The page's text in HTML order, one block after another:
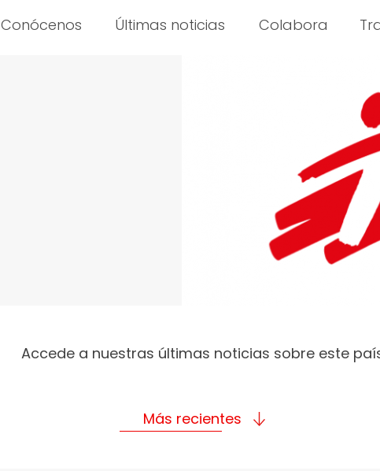
Conócenos Últimas noticias Colabora
Accede a nuestras últimas noticias sobre este
Más recientes